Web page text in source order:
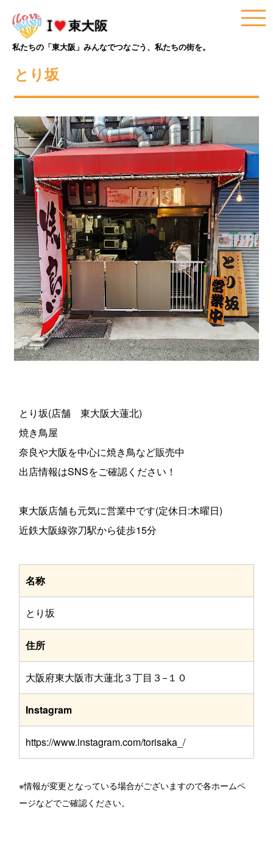
私たちの「東大阪」みんなでつなごう、私たちの街を。
とり坂
とり坂(店舗 東大阪大蓮北)
焼き鳥屋
奈良や大阪を中心に焼き鳥など販売中
出店情報はSNSをご確認ください！
東大阪店舗も元気に営業中です(定休日:木曜日)
近鉄大阪線弥刀駅から徒歩15分
名称
とり坂
住所
大阪府東大阪市大蓮北３丁目３−１０
Instagram
https://www.instagram.com/torisaka_/
※情報が変更となっている場合がございますので各ホームペ
ージなどでご確認ください。